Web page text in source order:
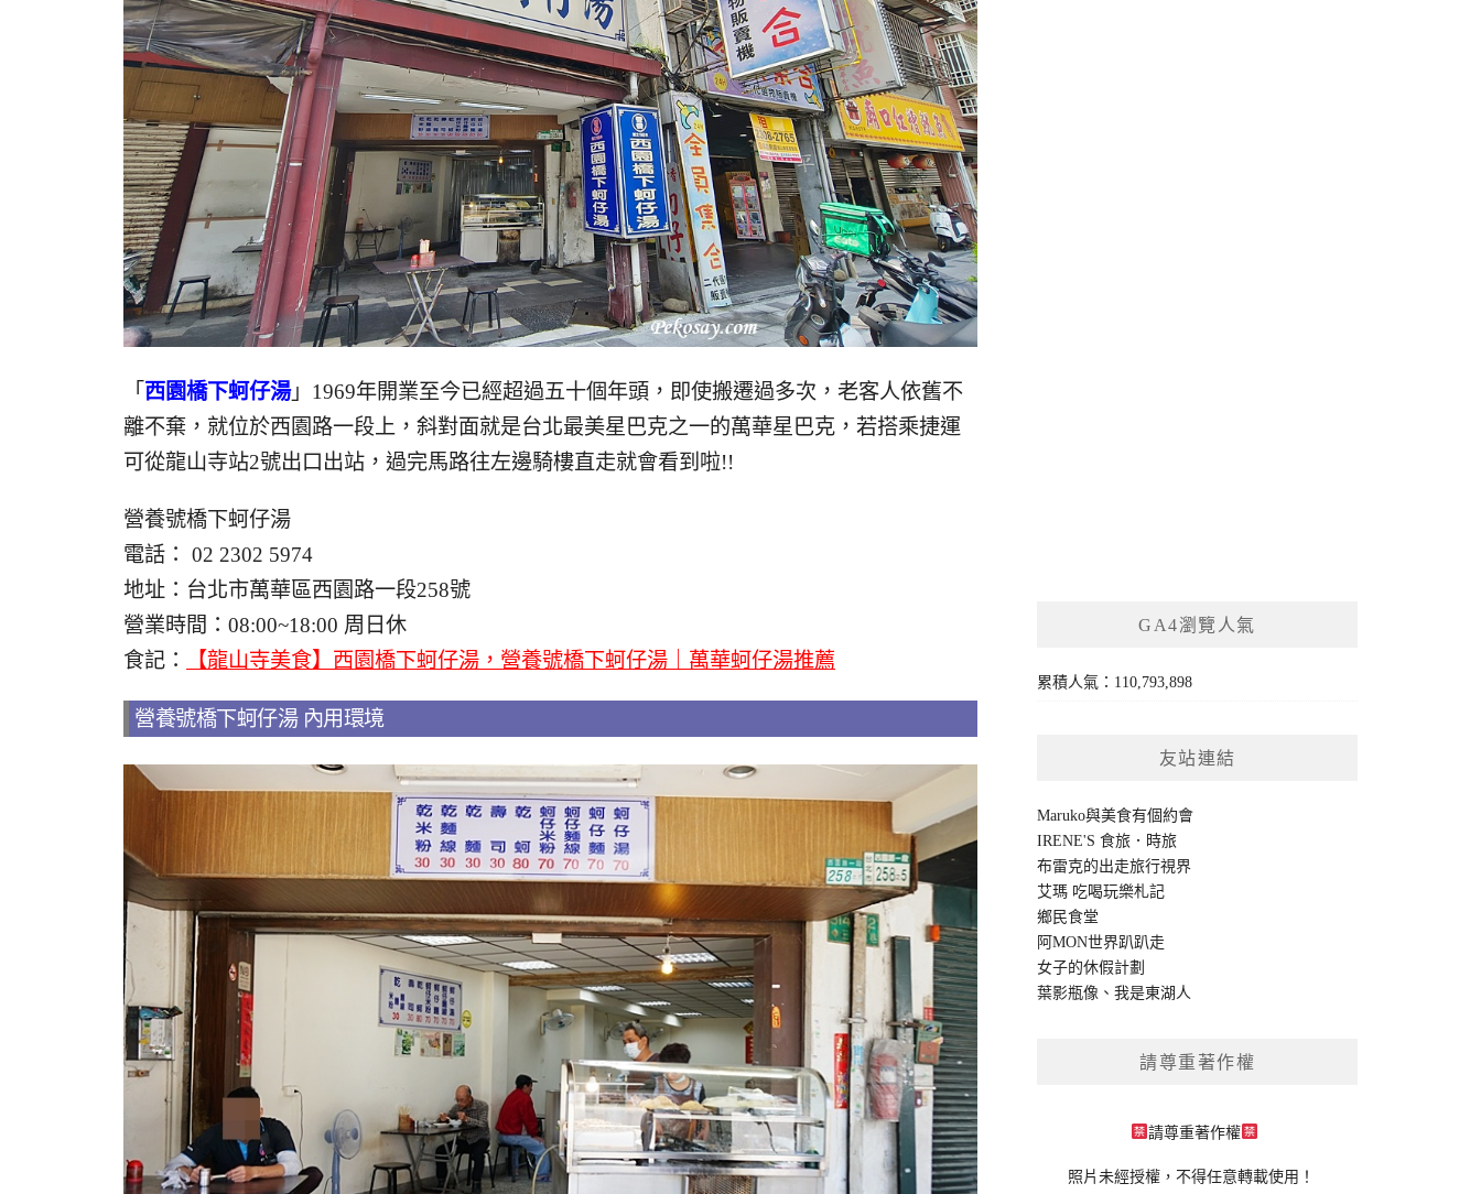
「 西園橋下蚵仔湯」1969年開業至今已經超過五十個年頭，即使搬遷過多次，老客人依舊不
離不棄，就位於西園路一段上，斜對面就是台北最美星巴克之一的萬華星巴克，若搭乘捷運
可從龍山寺站2號出口出站，過完馬路往左邊騎樓直走就會看到啦!!
營養號橋下蚵仔湯
電話： 02 2302 5974
地址：台北市萬華區西園路一段258號
營業時間：08:00~18:00 周日休
食記：
【龍山寺美食】西園橋下蚵仔湯，營養號橋下蚵仔湯｜萬華蚵仔湯推薦
營養號橋下蚵仔湯 內用環境
GA4瀏覽人氣
累積人氣：110,793,898
友站連結
Maruko與美食有個約會
IRENE'S 食旅．時旅
布雷克的出走旅行視界
艾瑪 吃喝玩樂札記
鄉民食堂
阿MON世界趴趴走
女子的休假計劃
葉影瓶像 、我是東湖人
請尊重著作權
請尊重著作權
照片未經授權，不得任意轉載使用！